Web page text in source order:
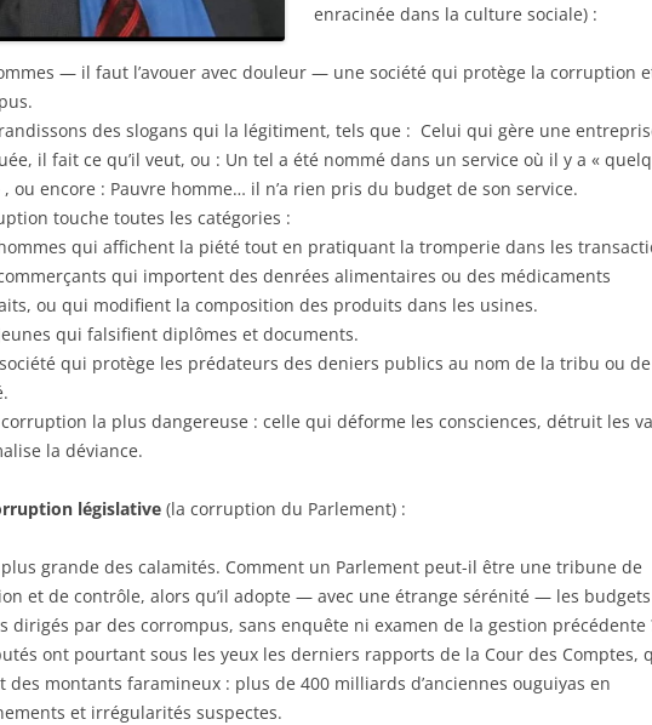
enracinée dans la culture sociale) :
— il faut l’avouer avec douleur — une société qui protège la corruption
des slogans qui la légitiment, tels que : Celui qui gère une
il fait ce qu’il veut, ou : Un tel a été nommé dans un service où il y a «
, ou encore : Pauvre homme… il n’a rien pris du budget de son service.
touche toutes les catégories :
qui affichent la piété tout en pratiquant la tromperie dans les
qui importent des denrées alimentaires ou des médicaments
ou qui modifient la composition des produits dans les usines.
qui falsifient diplômes et documents.
qui protège les prédateurs des deniers publics au nom de la tribu ou
corruption la plus dangereuse : celle qui déforme les consciences, détruit les
la déviance.
législative (la corruption du Parlement) :
plus grande des calamités. Comment un Parlement peut-il être une tribune de
et de contrôle, alors qu’il adopte — avec une étrange sérénité — les
dirigés par des corrompus, sans enquête ni examen de la gestion précédente
ont pourtant sous les yeux les derniers rapports de la Cour des Comptes,
des montants faramineux : plus de 400 milliards d’anciennes ouguiyas en
et irrégularités suspectes.